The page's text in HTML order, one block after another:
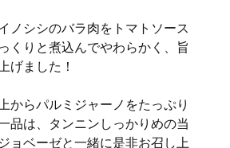
ノシシのバラ肉をトマトソース
くりと煮込んでやわらかく、旨
げました！
からパルミジャーノをたっぷり
品は、タンニンしっかりめの当
ョベーゼと一緒に是非お召し上